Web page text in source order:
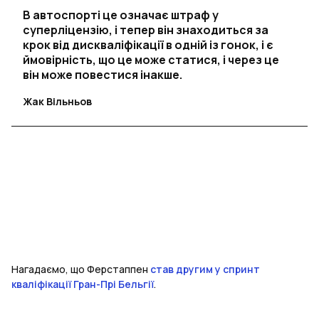
В автоспорті це означає штраф у
суперліцензію, і тепер він знаходиться за
крок від дискваліфікації в одній із гонок, і є
ймовірність, що це може статися, і через це
він може повестися інакше.
Жак Вільньов
Нагадаємо, що Ферстаппен став другим у спринт
кваліфікації Гран-Прі Бельгії.